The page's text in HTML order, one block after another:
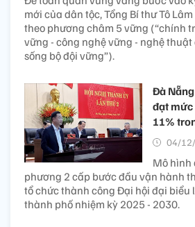
mới của dân tộc, Tổng Bí thư Tô
theo phương châm 5 vững (“chính
vững - công nghệ vững - nghệ
sống bộ đội vững”).
Đà
đạt
11%
04/
Mô hình
phương 2 cấp bước đầu vận hành
tổ chức thành công Đại hội đại biểu
thành phố nhiệm kỳ 2025 - 2030.